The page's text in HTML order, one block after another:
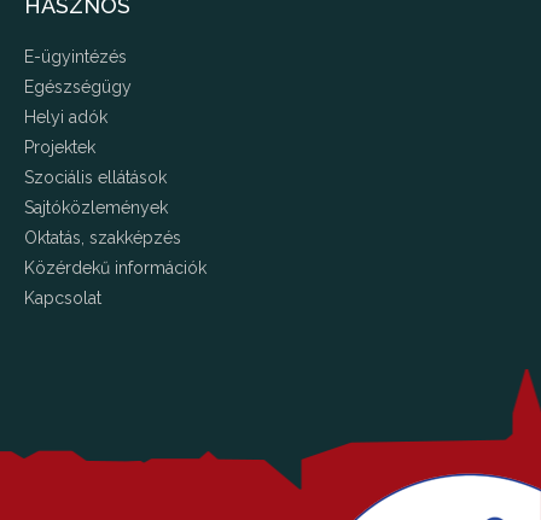
HASZNOS
E-ügyintézés
Egészségügy
Helyi adók
Projektek
Szociális ellátások
Sajtóközlemények
Oktatás, szakképzés
Közérdekű információk
Kapcsolat